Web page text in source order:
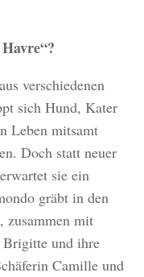
verschiedenen
sich Hund, Kater
Leben mitsamt
Doch statt neuer
sie ein
gräbt in den
zusammen mit
Brigitte und ihre
Camille und